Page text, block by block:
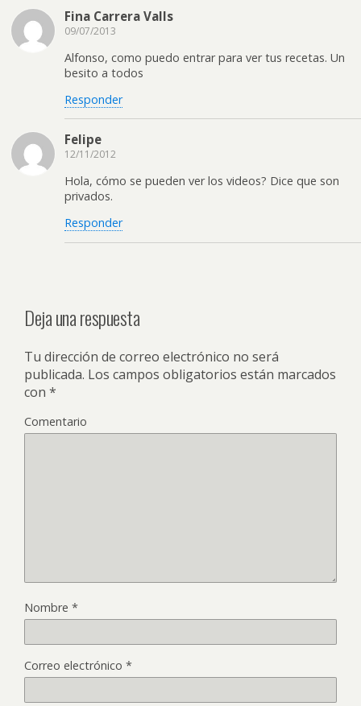
Fina Carrera Valls
09/07/2013
Alfonso, como puedo entrar para ver tus recetas. Un
besito a todos
Responder
Felipe
12/11/2012
Hola, cómo se pueden ver los videos? Dice que son
privados.
Responder
Deja una respuesta
Tu dirección de correo electrónico no será
publicada. Los campos obligatorios están marcados
con *
Comentario
Nombre *
Correo electrónico *